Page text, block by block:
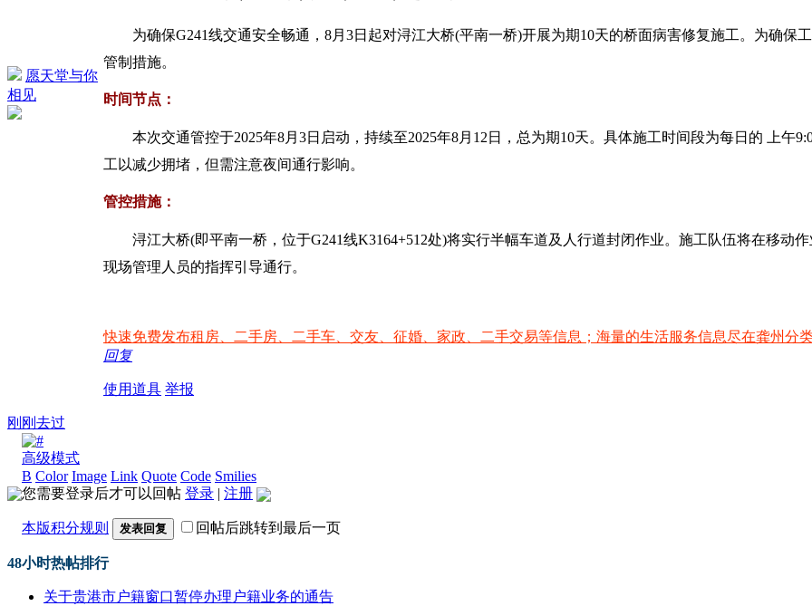
愿天堂与你
相见
为确保G241线交通安全畅通，8月3日起对浔江大桥(平南一桥)开展为期10天的桥面病害修复施工。为确
管制措施。
时间节点：
本次交通管控于2025年8月3日启动，持续至2025年8月12日，总为期10天。具体施工时间段为每日的 上午
工以减少拥堵，但需注意夜间通行影响。
管控措施：
浔江大桥(即平南一桥，位于G241线K3164+512处)将实行半幅车道及人行道封闭作业。施工队伍将在移动
现场管理人员的指挥引导通行。
快速免费发布租房、二手房、二手车、交友、征婚、家政、二手交易等信息；海量的生活服务信息尽在龚州分
回复
使用道具 举报
刚刚去过
高级模式
B Color Image Link Quote Code Smilies
您需要登录后才可以回帖 登录 | 注册
本版积分规则 发表回复 回帖后跳转到最后一页
48小时热帖排行
关于贵港市户籍窗口暂停办理户籍业务的通告